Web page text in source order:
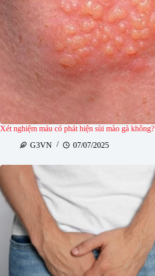
Xét nghiệm máu có phát hiện sùi mào gà không?
G3VN
07/07/2025